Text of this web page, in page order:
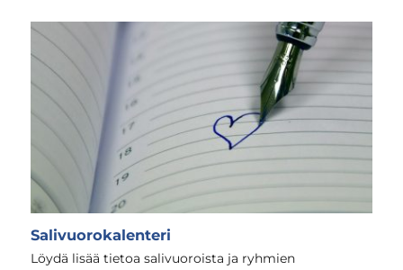
Salivuorokalenteri
Löydä lisää tietoa salivuoroista ja ryhmien